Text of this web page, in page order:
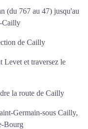
(du 767 au 47) jusqu'au
Cailly
de Cailly
Levet et traversez le
la route de Cailly
Germain-sous Cailly,
Bourg